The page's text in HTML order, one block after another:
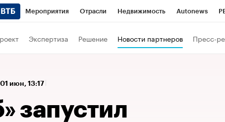
Мероприятия Отрасли Недвижимость Autonews
Экспертиза Решение Новости партнеров Пресс-
01 июн, 13:17
запустил